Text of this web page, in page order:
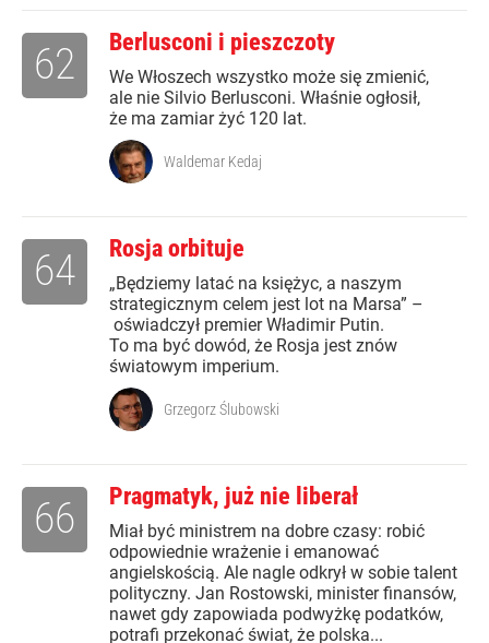
Berlusconi i pieszczoty
We Włoszech wszystko może się zmienić,
ale nie Silvio Berlusconi. Właśnie ogłosił,
że ma zamiar żyć 120 lat.
62
Waldemar Kedaj
Rosja orbituje
„Będziemy latać na księżyc, a naszym
strategicznym celem jest lot na Marsa” –
oświadczył premier Władimir Putin.
To ma być dowód, że Rosja jest znów
światowym imperium.
64
Grzegorz Ślubowski
Pragmatyk, już nie liberał
Miał być ministrem na dobre czasy: robić
odpowiednie wrażenie i emanować
angielskością. Ale nagle odkrył w sobie talent
polityczny. Jan Rostowski, minister finansów,
nawet gdy zapowiada podwyżkę podatków,
potrafi przekonać świat, że polska...
66